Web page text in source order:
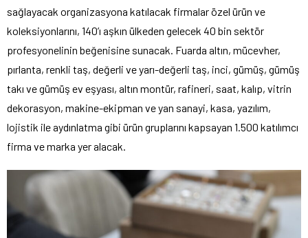
sağlayacak organizasyona katılacak firmalar özel ürün ve
koleksiyonlarını, 140’ı aşkın ülkeden gelecek 40 bin sektör
profesyonelinin beğenisine sunacak. Fuarda altın, mücevher,
pırlanta, renkli taş, değerli ve yarı-değerli taş, inci, gümüş, gümüş
takı ve gümüş ev eşyası, altın montür, rafineri, saat, kalıp, vitrin
dekorasyon, makine-ekipman ve yan sanayi, kasa, yazılım,
lojistik ile aydınlatma gibi ürün gruplarını kapsayan 1.500 katılımcı
firma ve marka yer alacak.